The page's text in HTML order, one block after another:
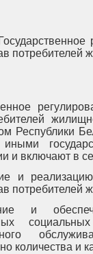
потребителей
Республики
иными
и включают в
и
потребителей
и
количества и